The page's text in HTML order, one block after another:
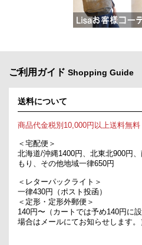
ご利用ガイド Shopping Guide
送料について
商品代金税別10,000円以上送料無
＜宅配便＞
北海道/沖縄1400円、北東北900円
もり、その他地域一律650円
＜レターパックライト＞
一律430円（ポスト投函）
＜定形・定形外郵便＞
140円〜（カートでは予め140円に
場合はメールにてお知らせします。